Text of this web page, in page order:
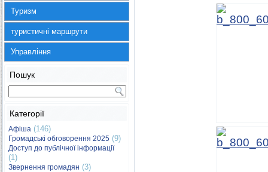
Туризм
туристичні маршрути
Управління
Пошук
Категорії
Афіша (146)
Громадські обговорення 2025 (9)
Доступ до публічної інформації
(1)
Звернення громадян (3)